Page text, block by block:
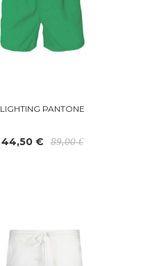
LIGHTING PANTONE
44,50 € 89,00 €